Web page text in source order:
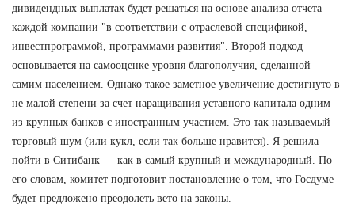
дивидендных выплатах будет решаться на основе анализа отчета
каждой компании "в соответствии с отраслевой спецификой,
инвестпрограммой, программами развития". Второй подход
основывается на самооценке уровня благополучия, сделанной
самим населением. Однако такое заметное увеличение достигнуто в
не малой степени за счет наращивания уставного капитала одним
из крупных банков с иностранным участием. Это так называемый
торговый шум (или кукл, если так больше нравится). Я решила
пойти в Ситибанк — как в самый крупный и международный. По
его словам, комитет подготовит постановление о том, что Госдуме
будет предложено преодолеть вето на законы.